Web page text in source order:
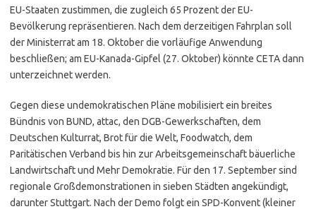
EU-Staaten zustimmen, die zugleich 65 Prozent der EU-
Bevölkerung repräsentieren. Nach dem derzeitigen Fahrplan soll
der Ministerrat am 18. Oktober die vorläufige Anwendung
beschließen; am EU-Kanada-Gipfel (27. Oktober) könnte CETA dann
unterzeichnet werden.
Gegen diese undemokratischen Pläne mobilisiert ein breites
Bündnis von BUND, attac, den DGB-Gewerkschaften, dem
Deutschen Kulturrat, Brot für die Welt, Foodwatch, dem
Paritätischen Verband bis hin zur Arbeitsgemeinschaft bäuerliche
Landwirtschaft und Mehr Demokratie. Für den 17. September sind
regionale Großdemonstrationen in sieben Städten angekündigt,
darunter Stuttgart. Nach der Demo folgt ein SPD-Konvent (kleiner